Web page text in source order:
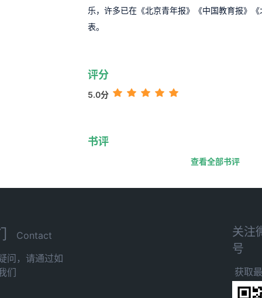
乐，许多已在《北京青年报》《中国教育报》
表。
评分
5.0分
书评
查看全部书评
Contact
问，请通过如
们
关注
号
获取